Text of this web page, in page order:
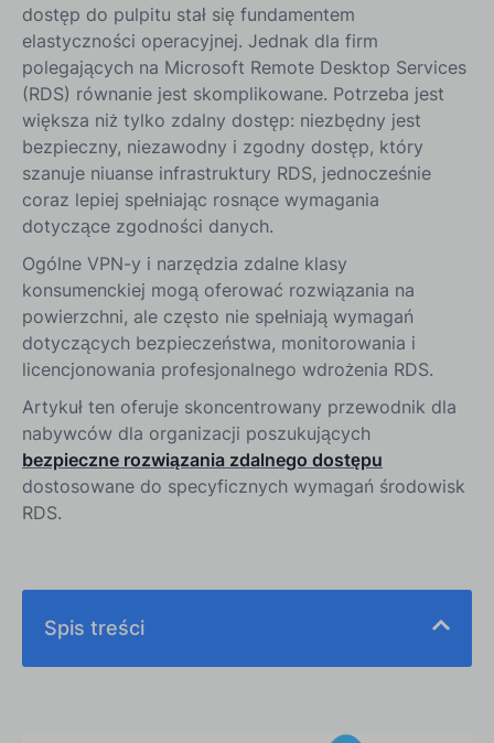
dostęp do pulpitu stał się fundamentem
elastyczności operacyjnej. Jednak dla firm
polegających na Microsoft Remote Desktop Services
(RDS) równanie jest skomplikowane. Potrzeba jest
większa niż tylko zdalny dostęp: niezbędny jest
bezpieczny, niezawodny i zgodny dostęp, który
szanuje niuanse infrastruktury RDS, jednocześnie
coraz lepiej spełniając rosnące wymagania
dotyczące zgodności danych.
Ogólne VPN-y i narzędzia zdalne klasy
konsumenckiej mogą oferować rozwiązania na
powierzchni, ale często nie spełniają wymagań
dotyczących bezpieczeństwa, monitorowania i
licencjonowania profesjonalnego wdrożenia RDS.
Artykuł ten oferuje skoncentrowany przewodnik dla
nabywców dla organizacji poszukujących
bezpieczne rozwiązania zdalnego dostępu
dostosowane do specyficznych wymagań środowisk
RDS.
Spis treści